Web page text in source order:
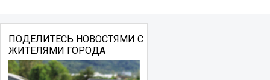
ПОДЕЛИТЕСЬ НОВОСТЯМИ С
ЖИТЕЛЯМИ ГОРОДА